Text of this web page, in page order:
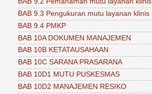
BAB 9.3 Pengukuran mutu layanan klinis
BAB 9.4 PMKP
BAB 10A DOKUMEN MANAJEMEN
BAB 10B KETATAUSAHAAN
BAB 10C SARANA PRASARANA
BAB 10D1 MUTU PUSKESMAS
BAB 10D2 MANAJEMEN RESIKO